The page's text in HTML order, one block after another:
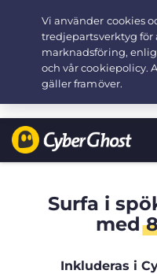
Your choice:The Best Deal
Surfa i
med
Inkluderas i